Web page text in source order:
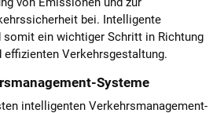
bei. Intelligente
ein wichtiger Schritt in Richtung
effizienten Verkehrsgestaltung.
Systeme
intelligenten Verkehrsmanagement-